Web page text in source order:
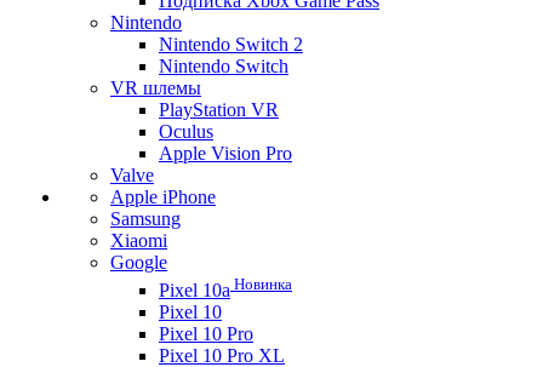
Nintendo
Nintendo Switch 2
Nintendo Switch
VR шлемы
PlayStation VR
Oculus
Apple Vision Pro
Valve
Apple iPhone
Samsung
Xiaomi
Google
Pixel 10a Новинка
Pixel 10
Pixel 10 Pro
Pixel 10 Pro XL